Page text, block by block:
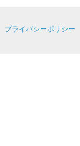
プライバシーポリシー